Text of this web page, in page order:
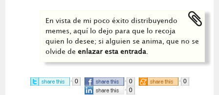
En vista de mi poco éxito distribuyendo
memes, aquí lo dejo para que lo recoja
quien lo desee; si alguien se anima, que no se
olvide deenlazar esta entrada
0 0
0
0